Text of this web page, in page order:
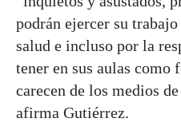
podrán ejercer su
salud e incluso por la
tener en sus aulas como
carecen de los medios
afirma Gutiérrez.